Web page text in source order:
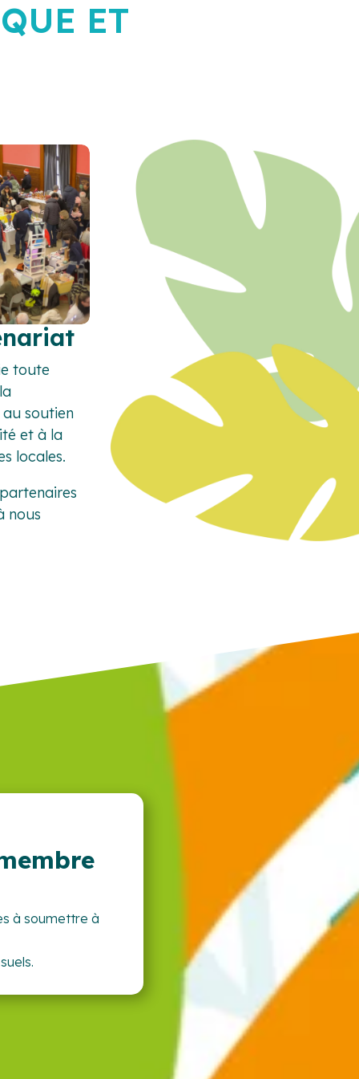
ET
toute
soutien
et à la
locales.
nous
à soumettre à